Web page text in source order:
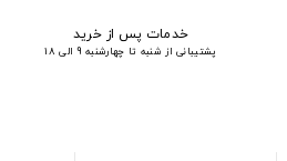
خدمات پس از خرید
پشتیبانی از شنبه تا چهارشنبه 9 الی 18